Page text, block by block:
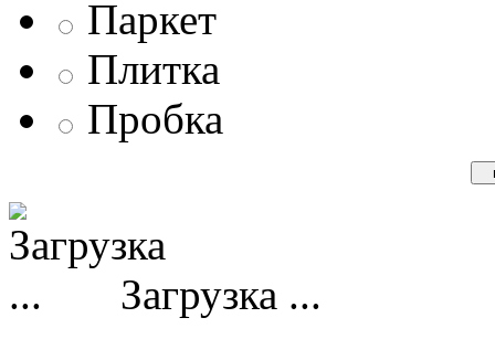
Паркет
Плитка
Пробка
Загрузка ...